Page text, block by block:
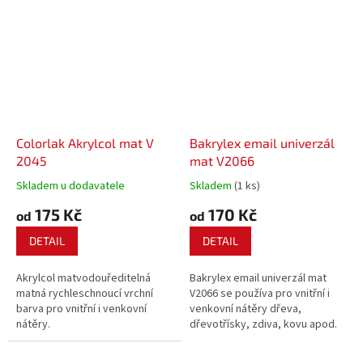
Colorlak Akrylcol mat V
2045
Skladem u dodavatele
od 175 Kč
DETAIL
Akrylcol matvodouředitelná
matná rychleschnoucí vrchní
barva pro vnitřní i venkovní
nátěry.
Bakrylex email univerzál
mat V2066
Skladem (1 ks)
od 170 Kč
DETAIL
Bakrylex email univerzál mat
V2066 se používa pro vnitřní i
venkovní nátěry dřeva,
dřevotřísky, zdiva, kovu apod.